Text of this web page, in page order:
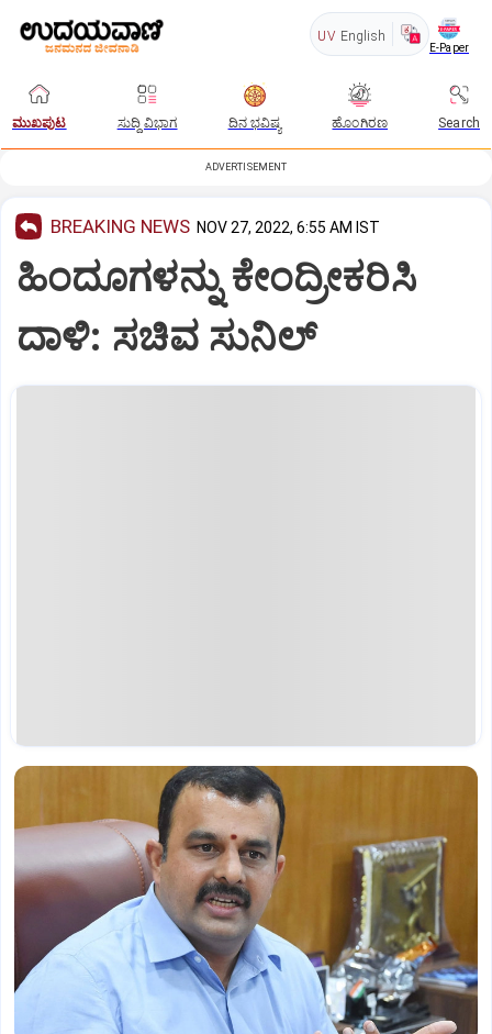
UV English
E-Paper
ಮುಖಪುಟ ಸುದ್ದಿ ವಿಭಾಗ ದಿನ ಭವಿಷ್ಯ ಹೊಂಗಿರಣ Search
ADVERTISEMENT
BREAKING NEWS NOV 27, 2022, 6:55 AM IST
ಹಿಂದೂಗಳನ್ನು ಕೇಂದ್ರೀಕರಿಸಿ
ದಾಳಿ: ಸಚಿವ ಸುನಿಲ್‌